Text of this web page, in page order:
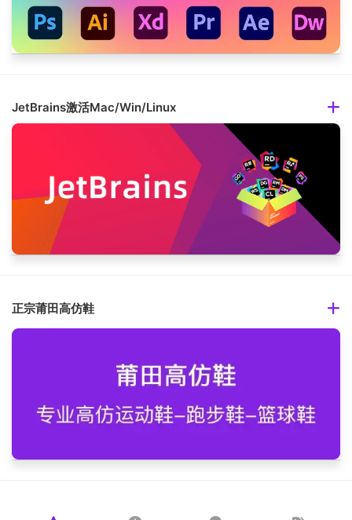
JetBrains激活Mac/Win/Linux
正宗莆田高仿鞋